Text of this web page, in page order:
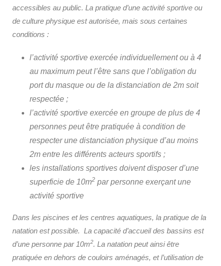
accessibles au public. La pratique d’une activité sportive ou
de culture physique est autorisée, mais sous certaines
conditions :
l’activité sportive exercée individuellement ou à 4
au maximum peut l’être sans que l’obligation du
port du masque ou de la distanciation de 2m soit
respectée ;
l’activité sportive exercée en groupe de plus de 4
personnes peut être pratiquée à condition de
respecter une distanciation physique d’au moins
2m entre les différents acteurs sportifs ;
les installations sportives doivent disposer d’une
superficie de 10m2 par personne exerçant une
activité sportive
Dans les piscines et les centres aquatiques, la pratique de la
natation est possible. La capacité d’accueil des bassins est
d’une personne par 10m2. La natation peut ainsi être
pratiquée en dehors de couloirs aménagés, et l’utilisation de